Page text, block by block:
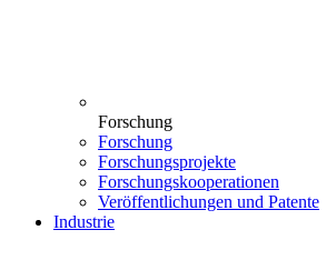
Forschung
Forschung
Forschungsprojekte
Forschungskooperationen
Veröffentlichungen und Patente
Industrie